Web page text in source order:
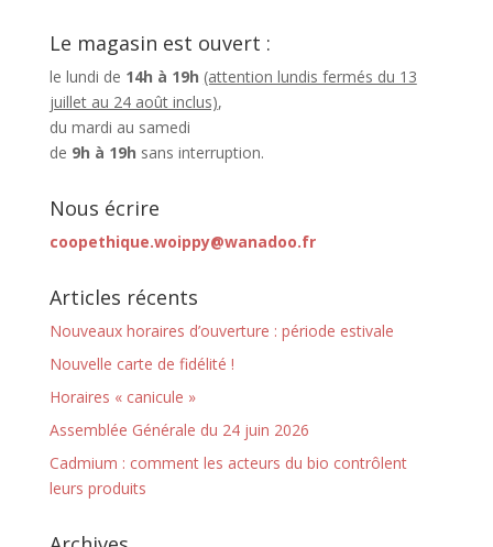
Le magasin est ouvert :
le lundi de 14h à 19h (attention lundis fermés du 13
juillet au 24 août inclus),
du mardi au samedi
de 9h à 19h sans interruption.
Nous écrire
coopethique.woippy@wanadoo.fr
Articles récents
Nouveaux horaires d’ouverture : période estivale
Nouvelle carte de fidélité !
Horaires « canicule »
Assemblée Générale du 24 juin 2026
Cadmium : comment les acteurs du bio contrôlent
leurs produits